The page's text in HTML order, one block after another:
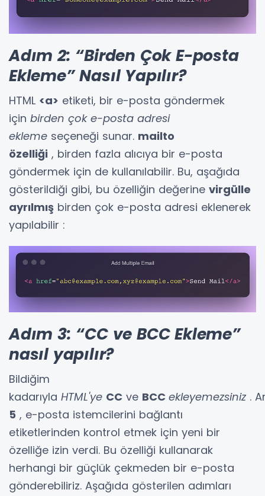
Adım 2: “Birden Çok E-posta
Ekleme” Nasıl Yapılır?
HTML <a> etiketi, bir e-posta göndermek
için birden çok e-posta adresi
ekleme seçeneği sunar. mailto
özelliği , birden fazla alıcıya bir e-posta
göndermek için de kullanılabilir. Bu, aşağıda
gösterildiği gibi, bu özelliğin değerine virgülle
ayrılmış birden çok e-posta adresi eklenerek
yapılabilir :
Adım 3: “CC ve BCC Ekleme”
nasıl yapılır?
Bildiğim
kadarıyla HTML'ye CC ve BCC ekleyemezsiniz .
5 , e-posta istemcilerini bağlantı
etiketlerinden kontrol etmek için yeni bir
özelliğe izin verdi. Bu özelliği kullanarak
herhangi bir güçlük çekmeden bir e-posta
gönderebiliriz. Aşağıda gösterilen adımları